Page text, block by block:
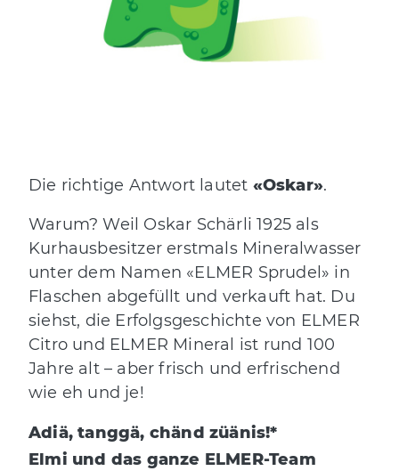
Die richtige Antwort lautet «Oskar».
Warum? Weil Oskar Schärli 1925 als
Kurhausbesitzer erstmals Mineralwasser
unter dem Namen «ELMER Sprudel» in
Flaschen abgefüllt und verkauft hat. Du
siehst, die Erfolgsgeschichte von ELMER
Citro und ELMER Mineral ist rund 100
Jahre alt – aber frisch und erfrischend
wie eh und je!
Adiä, tanggä, chänd züänis!*
Elmi und das ganze ELMER-Team